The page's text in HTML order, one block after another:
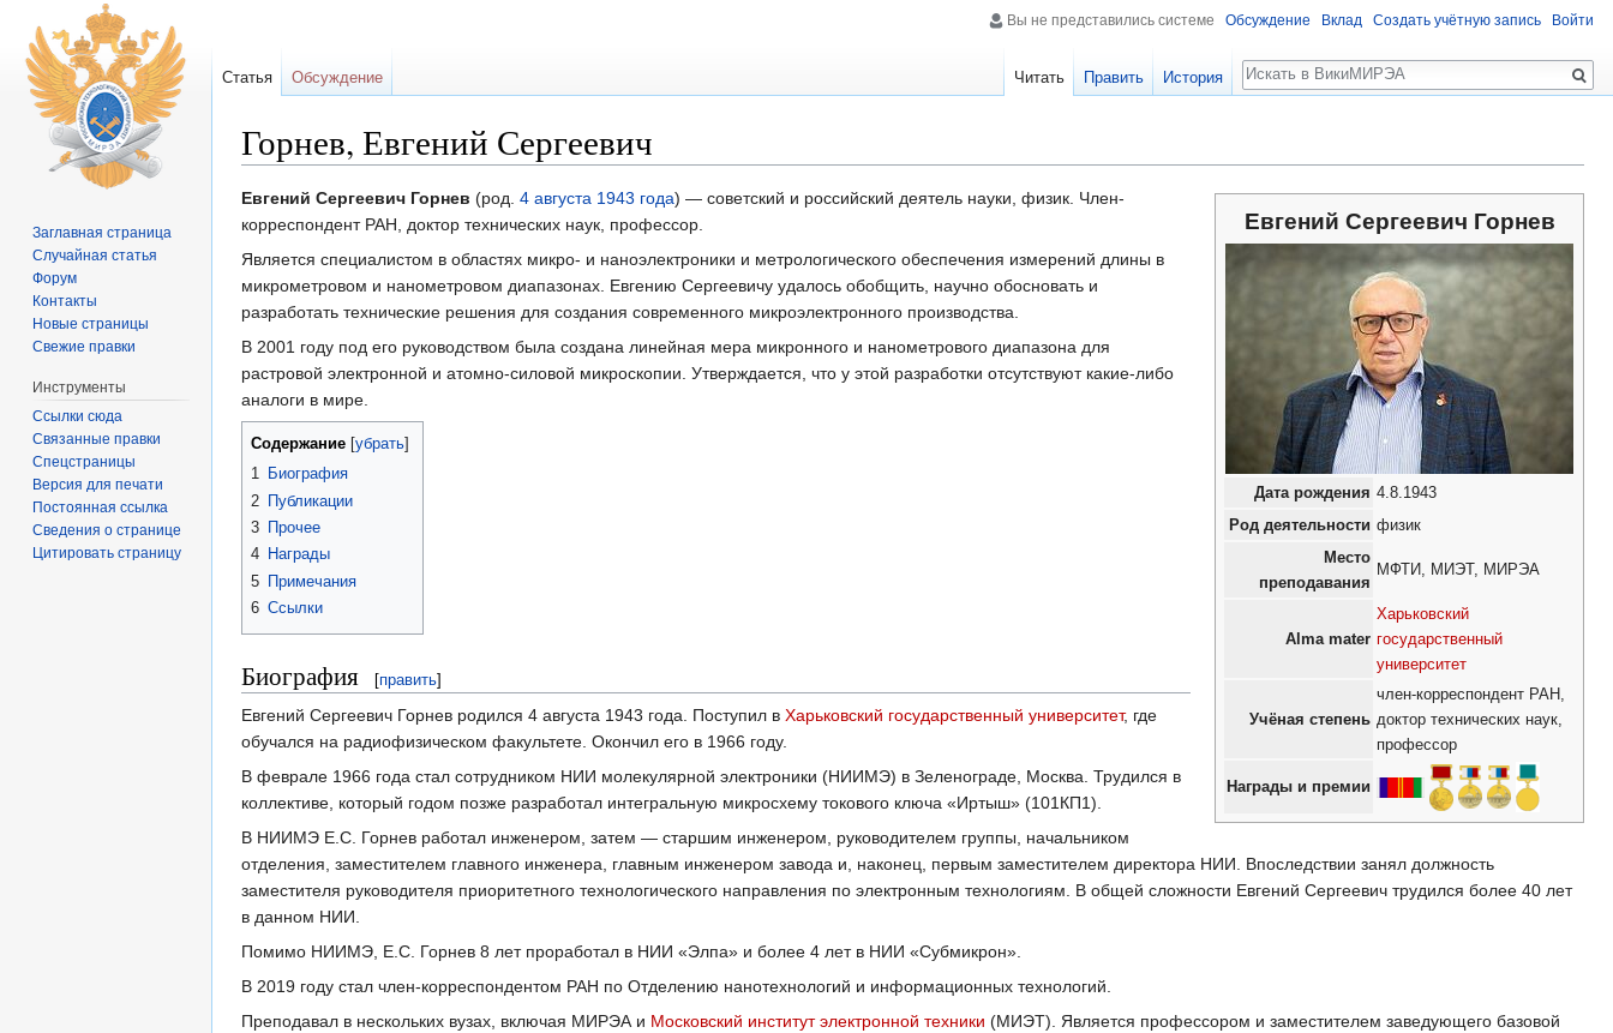
Горнев, Евгений Сергеевич
Евгений Сергеевич Горнев
Дата рождения 4.8.1943
Род деятельности физик
Место
преподавания
МФТИ, МИЭТ, МИРЭА
Alma mater
Харьковский
государственный
университет
Учёная степень
член-корреспондент РАН,
доктор технических наук,
профессор
Награды и премии
Евгений Сергеевич Горнев (род. 4 августа 1943 года) — советский и российский деятель науки, физик. Член-
корреспондент РАН, доктор технических наук, профессор.
Является специалистом в областях микро- и наноэлектроники и метрологического обеспечения измерений длины в
микрометровом и нанометровом диапазонах. Евгению Сергеевичу удалось обобщить, научно обосновать и
разработать технические решения для создания современного микроэлектронного производства.
В 2001 году под его руководством была создана линейная мера микронного и нанометрового диапазона для
растровой электронной и атомно-силовой микроскопии. Утверждается, что у этой разработки отсутствуют какие-либо
аналоги в мире.
Содержание убрать
1 Биография
2 Публикации
3 Прочее
4 Награды
5 Примечания
6 Ссылки
Биография [править]
Евгений Сергеевич Горнев родился 4 августа 1943 года. Поступил в Харьковский государственный университет, где
обучался на радиофизическом факультете. Окончил его в 1966 году.
В феврале 1966 года стал сотрудником НИИ молекулярной электроники (НИИМЭ) в Зеленограде, Москва. Трудился в
коллективе, который годом позже разработал интегральную микросхему токового ключа «Иртыш» (101КП1).
В НИИМЭ Е.С. Горнев работал инженером, затем — старшим инженером, руководителем группы, начальником
отделения, заместителем главного инженера, главным инженером завода и, наконец, первым заместителем директора НИИ. Впоследствии занял должность
заместителя руководителя приоритетного технологического направления по электронным технологиям. В общей сложности Евгений Сергеевич трудился более 40 лет
в данном НИИ.
Помимо НИИМЭ, Е.С. Горнев 8 лет проработал в НИИ «Элпа» и более 4 лет в НИИ «Субмикрон».
В 2019 году стал член-корреспондентом РАН по Отделению нанотехнологий и информационных технологий.
Преподавал в нескольких вузах, включая МИРЭА и Московский институт электронной техники (МИЭТ). Является профессором и заместителем заведующего базовой
Вы не представились системе Обсуждение Вклад Создать учётную запись Войти
Статья Обсуждение Читать Править История
Поиск
Заглавная страница
Случайная статья
Форум
Контакты
Новые страницы
Свежие правки
Инструменты
Ссылки сюда
Связанные правки
Спецстраницы
Версия для печати
Постоянная ссылка
Сведения о странице
Цитировать страницу